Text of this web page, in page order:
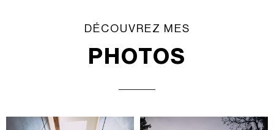
DÉCOUVREZ MES
PHOTOS